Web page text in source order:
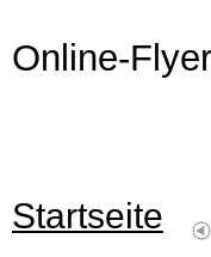
Online-
Startseite